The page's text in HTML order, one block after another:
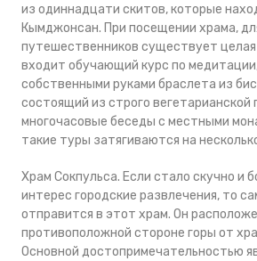
из одиннадцати скитов, которые
Кымджонсан. При посещении храма,
путешественников существует целая
входит обучающий курс по
собственными руками браслета из
состоящий из строго вегетарианской
многочасовые беседы с местными
такие туры затягиваются на
Храм Сокпульса. Если стало скучно и
интерес городские развлечения, то
отправится в этот храм. Он
противоположной стороне горы от
Основной достопримечательностью